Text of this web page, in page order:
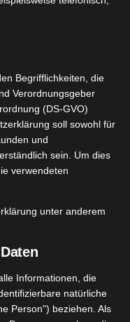
finde ein
davon nur 1
jetzt solche
dass
3 verschiedene
auf
finden könnt.
enthalten, also
Begrifflichkeiten, die
Verordnungsgeber
(DS-GVO)
soll sowohl für
und
sein. Um dies
verwendeten
unter anderem
Informationen, die
natürliche
Person") beziehen. Als